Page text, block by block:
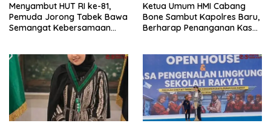
Menyambut HUT RI ke-81,
Pemuda Jorong Tabek Bawa
Semangat Kebersamaan
Ketua Umum HMI Cabang
Bone Sambut Kapolres Baru,
Berharap Penanganan Kasus